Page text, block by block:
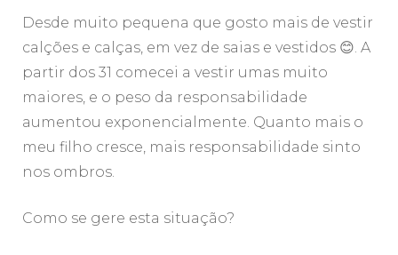
Desde muito pequena que gosto mais de vestir
calções e calças, em vez de saias e vestidos 😊. A
partir dos 31 comecei a vestir umas muito
maiores, e o peso da responsabilidade
aumentou exponencialmente. Quanto mais o
meu filho cresce, mais responsabilidade sinto
nos ombros.
Como se gere esta situação?